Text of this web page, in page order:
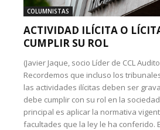
COLUMNISTAS
ACTIVIDAD ILÍCITA O
CUMPLIR SU ROL
(Javier Jaque, socio Líder de CCL
Recordemos que incluso los
las actividades ilícitas deben ser
debe cumplir con su rol en la
principal es aplicar la normativa
facultades que la ley le ha conferido.